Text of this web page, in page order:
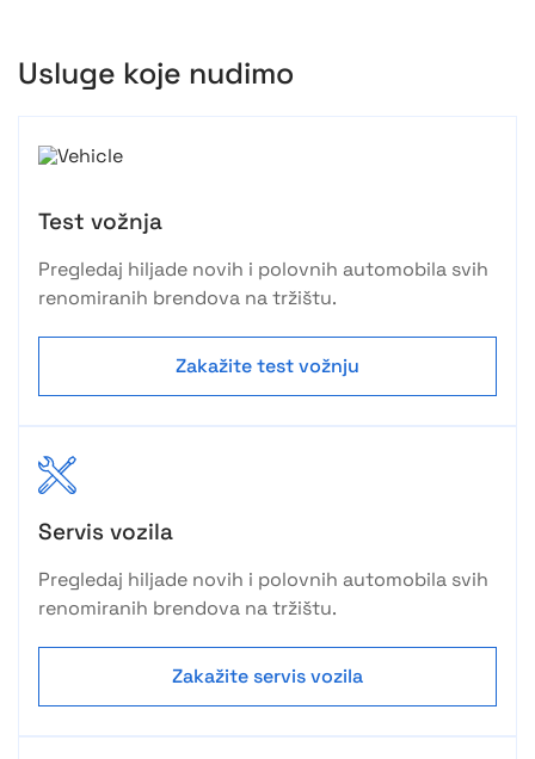
Usluge koje nudimo
Test vožnja
Pregledaj hiljade novih i polovnih automobila svih
renomiranih brendova na tržištu.
Zakažite test vožnju
Servis vozila
Pregledaj hiljade novih i polovnih automobila svih
renomiranih brendova na tržištu.
Zakažite servis vozila